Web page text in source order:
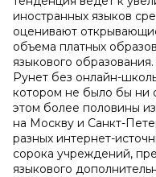
иностранных языков
оценивают
объема платных
языкового
Рунет без онлайн-
котором не было бы
этом более половины
на Москву и Санкт-
разных интернет-
сорока учреждений,
языкового